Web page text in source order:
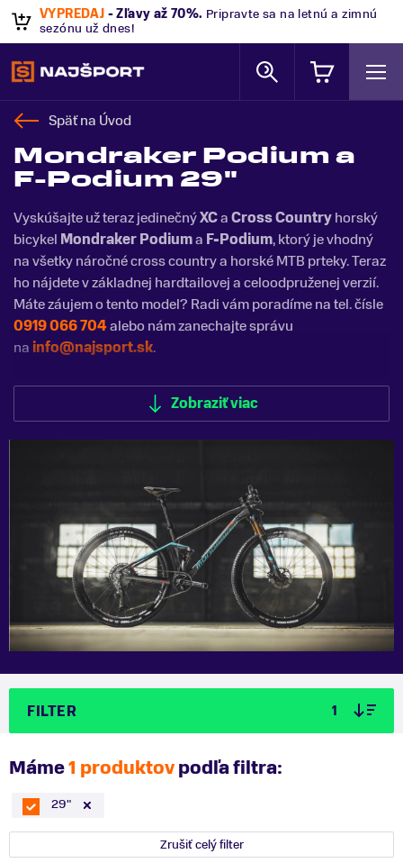
VÝPREDAJ - Zľavy až 70%. Pripravte sa na letnú a zimnú
sezónu už dnes!
Späť na Úvod
Mondraker Podium a
F-Podium 29"
Vyskúšajte už teraz jedinečnýXCaCross Countryhorský
bicykel Mondraker Podiuma F-Podium, ktorý je vhodný
na všetky náročné cross country a horské MTB prteky. Teraz
ho nájdete v základnej hardtailovej a celoodpruženej verzií.
Máte záujem o tento model? Radi vám poradíme na tel. čísle
0919 066 704alebo nám zanechajte správu
na info@najsport.sk.
Zobraziť viac
Zobraziť menej
FILTER 1
Máme1 produktovpodľa filtra:
29"
Zrušiť celý filter